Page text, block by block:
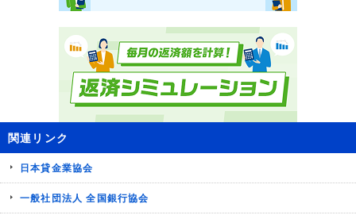
関連リンク
日本貸金業協会
一般社団法人 全国銀行協会